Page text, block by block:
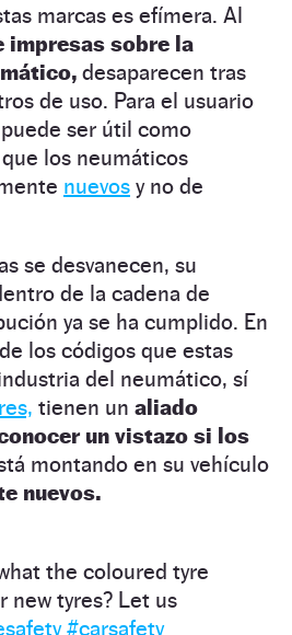
marcas es efímera. Al
impresas sobre la
desaparecen tras
de uso. Para el usuario
ser útil como
los neumáticos
nuevos y no de
se desvanecen, su
de la cadena de
ya se ha cumplido. En
los códigos que estas
del neumático, sí
tienen un aliado
un vistazo si los
montando en su vehículo
nuevos.
the coloured tyre
new tyres? Let us
#carsafety